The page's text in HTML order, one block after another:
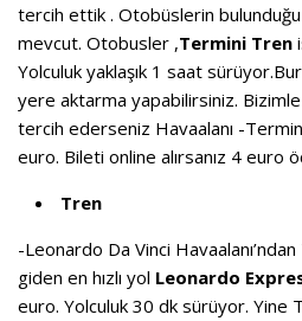
tercih ettik . Otobüslerin
mevcut. Otobusler ,Termini Tren
Yolculuk yaklaşık 1 saat
yere aktarma yapabilirsiniz. Bizimle
tercih ederseniz Havaalanı -
euro. Bileti online alırsanız 4 euro
Tren
-Leonardo Da Vinci
giden en hızlı yol Leonardo
euro. Yolculuk 30 dk sürüyor. Yine